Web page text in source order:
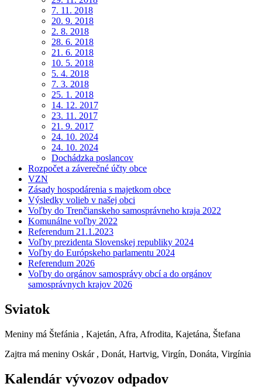
7. 11. 2018
20. 9. 2018
2. 8. 2018
28. 6. 2018
21. 6. 2018
10. 5. 2018
5. 4. 2018
7. 3. 2018
25. 1. 2018
14. 12. 2017
23. 11. 2017
21. 9. 2017
24. 10. 2024
24. 10. 2024
Dochádzka poslancov
Rozpočet a záverečné účty obce
VZN
Zásady hospodárenia s majetkom obce
Výsledky volieb v našej obci
Voľby do Trenčianskeho samosprávneho kraja 2022
Komunálne voľby 2022
Referendum 21.1.2023
Voľby prezidenta Slovenskej republiky 2024
Voľby do Európskeho parlamentu 2024
Referendum 2026
Voľby do orgánov samosprávy obcí a do orgánov
samosprávnych krajov 2026
Sviatok
Meniny má Štefánia , Kajetán, Afra, Afrodita, Kajetána, Štefana
Zajtra má meniny Oskár , Donát, Hartvig, Virgín, Donáta, Virgínia
Kalendár vývozov odpadov